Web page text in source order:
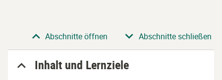
AbschnittAbschnitte öffnen Abschnitte schließen
Inhalt und Lernziele